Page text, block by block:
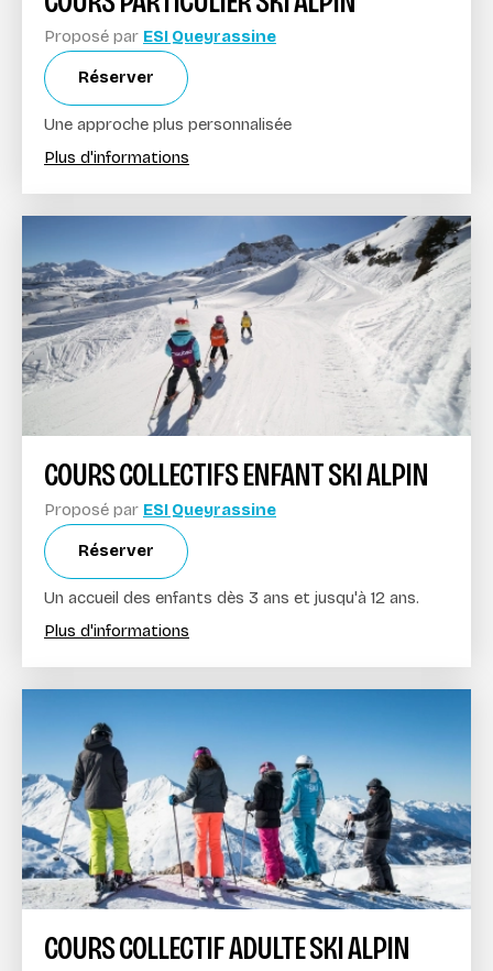
Proposé par ESI Queyrassine
Réserver
Une approche plus personnalisée
Plus d'informations
COURS COLLECTIFS ENFANT SKI ALPIN
Proposé par ESI Queyrassine
Réserver
Un accueil des enfants dès 3 ans et jusqu'à 12 ans.
Plus d'informations
COURS COLLECTIF ADULTE SKI ALPIN